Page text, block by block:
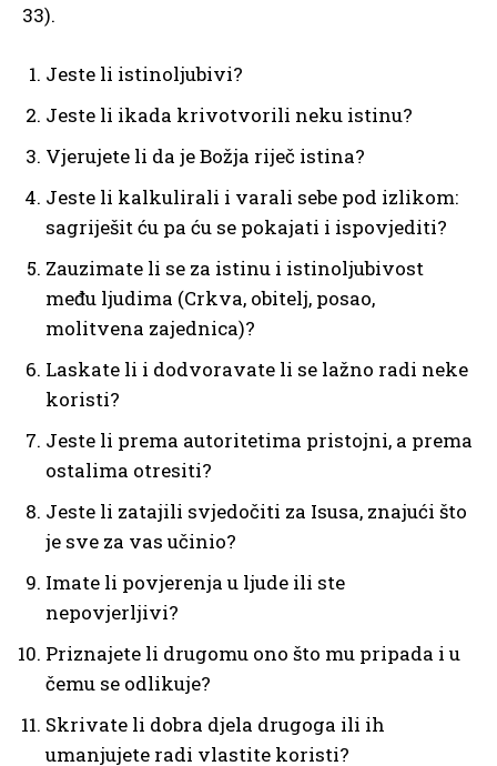
33).
Jeste li istinoljubivi?
Jeste li ikada krivotvorili neku istinu?
Vjerujete li da je Božja riječ istina?
Jeste li kalkulirali i varali sebe pod izlikom:
sagriješit ću pa ću se pokajati i ispovjediti?
Zauzimate li se za istinu i istinoljubivost
među ljudima (Crkva, obitelj, posao,
molitvena zajednica)?
Laskate li i dodvoravate li se lažno radi neke
koristi?
Jeste li prema autoritetima pristojni, a prema
ostalima otresiti?
Jeste li zatajili svjedočiti za Isusa, znajući što
je sve za vas učinio?
Imate li povjerenja u ljude ili ste
nepovjerljivi?
Priznajete li drugomu ono što mu pripada i u
čemu se odlikuje?
Skrivate li dobra djela drugoga ili ih
umanjujete radi vlastite koristi?